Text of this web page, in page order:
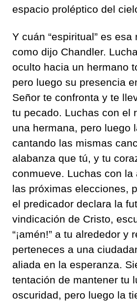
espacio proléptico del
Y cuán “espiritual” es esa
como dijo Chandler.
oculto hacia un hermano
pero luego su presencia
Señor te confronta y te
tu pecado. Luchas con el
una hermana, pero luego
cantando las mismas
alabanza que tú, y tu
conmueve. Luchas con la
las próximas elecciones,
el predicador declara la
vindicación de Cristo,
“¡amén!” a tu alrededor y
perteneces a una
aliada en la esperanza.
tentación de mantener tu
oscuridad, pero luego la